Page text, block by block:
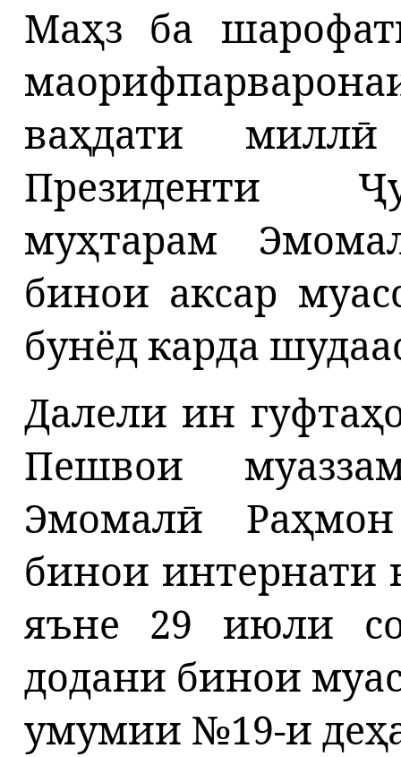
Маҳз ба
ваҳдати
Президенти
муҳтарам
бинои аксар
бунёд карда
Далели ин
Пешвои
Эмомалӣ
бинои интернати
яъне 29 июли
додани бинои
умумии №19-и